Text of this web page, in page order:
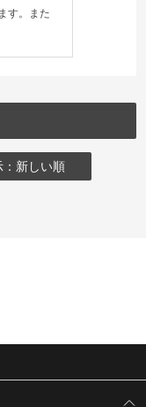
す。また
：新しい順